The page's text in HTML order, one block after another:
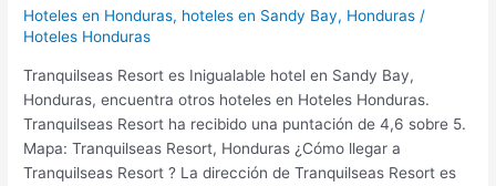
Hoteles en Honduras, hoteles en Sandy Bay, Honduras /
Hoteles Honduras
Tranquilseas Resort es Inigualable hotel en Sandy Bay,
Honduras, encuentra otros hoteles en Hoteles Honduras.
Tranquilseas Resort ha recibido una puntación de 4,6 sobre 5.
Mapa: Tranquilseas Resort, Honduras ¿Cómo llegar a
Tranquilseas Resort ? La dirección de Tranquilseas Resort es